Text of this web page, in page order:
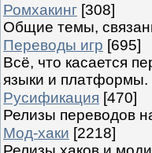
Ромхакинг [308]
Общие темы,
Переводы игр [695]
Всё, что касается
языки и платформы.
Русификация [470]
Релизы переводов
Мод-хаки [2218]